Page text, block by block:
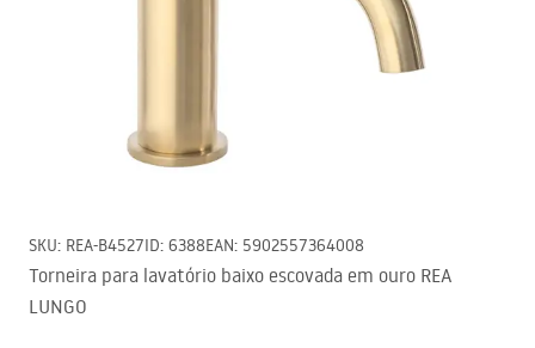
SKU: REA-B4527ID: 6388EAN: 5902557364008
Torneira para lavatório baixo escovada em ouro REA
LUNGO